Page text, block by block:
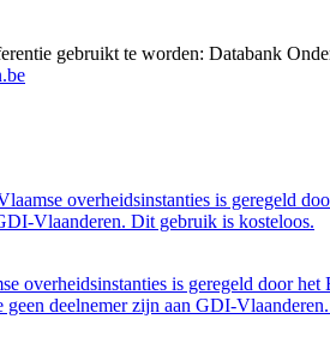
gebruikt te worden: Databank
overheidsinstanties is geregeld
Vlaanderen. Dit gebruik is kosteloos.
overheidsinstanties is geregeld door
deelnemer zijn aan GDI-